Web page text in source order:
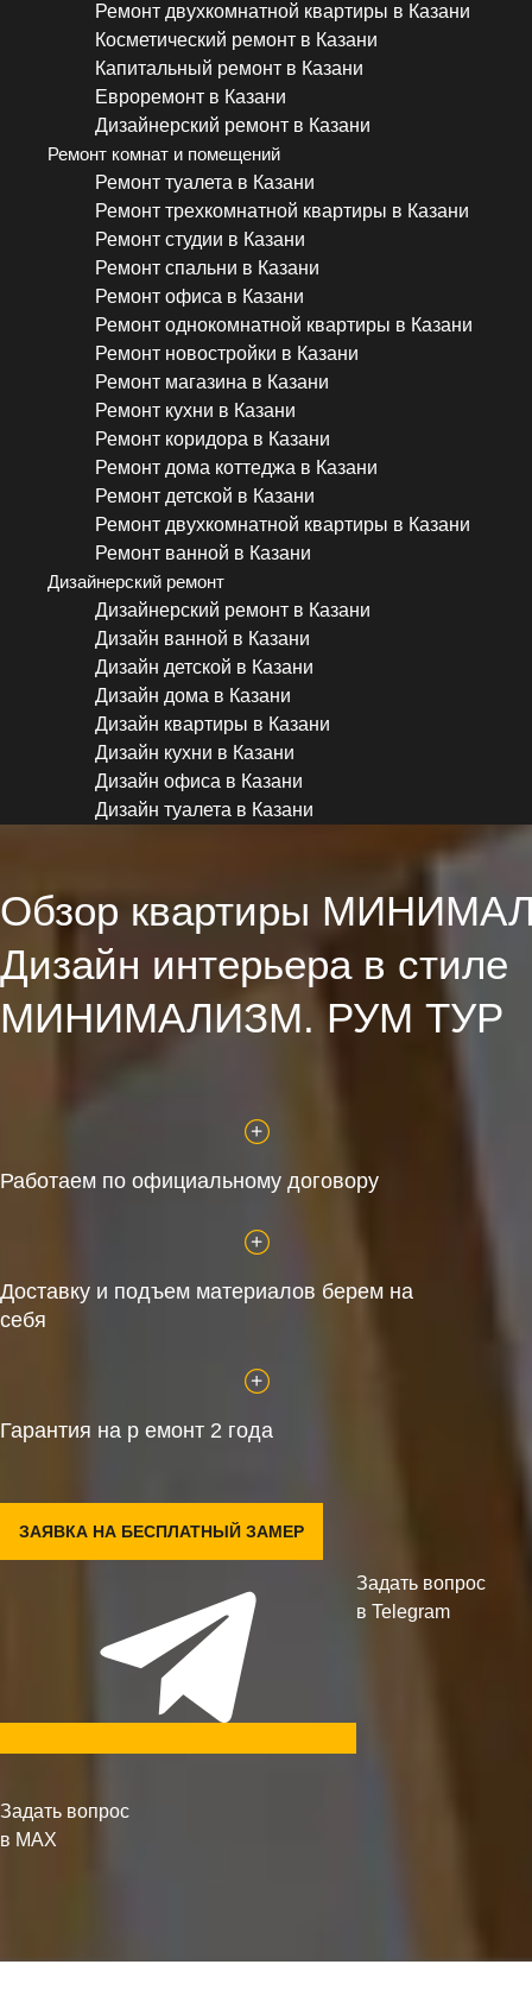
Ремонт двухкомнатной квартиры в Казани
Косметический ремонт в Казани
Капитальный ремонт в Казани
Евроремонт в Казани
Дизайнерский ремонт в Казани
Ремонт комнат и помещений
Ремонт туалета в Казани
Ремонт трехкомнатной квартиры в Казани
Ремонт студии в Казани
Ремонт спальни в Казани
Ремонт офиса в Казани
Ремонт однокомнатной квартиры в Казани
Ремонт новостройки в Казани
Ремонт магазина в Казани
Ремонт кухни в Казани
Ремонт коридора в Казани
Ремонт дома коттеджа в Казани
Ремонт детской в Казани
Ремонт двухкомнатной квартиры в Казани
Ремонт ванной в Казани
Дизайнерский ремонт
Дизайнерский ремонт в Казани
Дизайн ванной в Казани
Дизайн детской в Казани
Дизайн дома в Казани
Дизайн квартиры в Казани
Дизайн кухни в Казани
Дизайн офиса в Казани
Дизайн туалета в Казани
Обзор квартиры
Дизайн интерьера в стиле
МИНИМАЛИЗМ. РУМ ТУР
Работаем по официальному договору
Доставку и подъем материалов берем на
себя
Гарантия на р емонт 2 года
ЗАЯВКА НА БЕСПЛАТНЫЙ ЗАМЕР
Задать вопрос
в Telegram
Задать вопрос
в MAX